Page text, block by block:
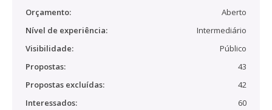
Orçamento:
Aberto
Nível de experiência:
Intermediário
Visibilidade:
Público
Propostas:
43
Propostas excluídas:
42
Interessados:
60